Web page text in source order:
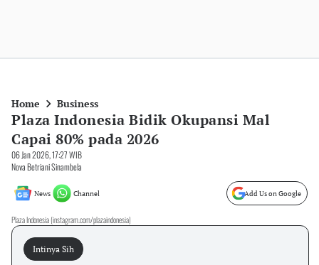
Home Business
Plaza Indonesia Bidik Okupansi Mal
Capai 80% pada 2026
06 Jan 2026, 17:27 WIB
Nova Betriani Sinambela
News Channel Add Us on Google
Plaza Indonesia (instagram.com/plazaindonesia)
Intinya Sih